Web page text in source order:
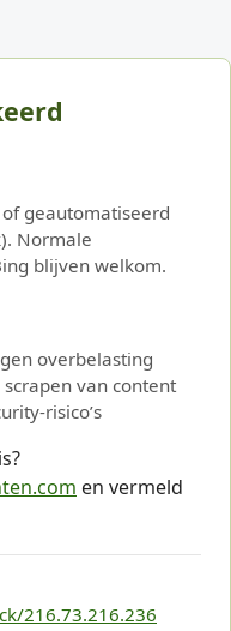
geautomatiseerd
Normale
blijven welkom.
overbelasting
van content
risico’s
en vermeld
216.73.216.236